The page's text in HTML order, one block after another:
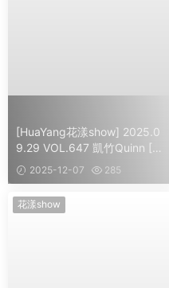
[HuaYang花漾show] 2025.0
9.29 VOL.647 凱竹Quinn [5
4] 2025-12-07 285
花漾show